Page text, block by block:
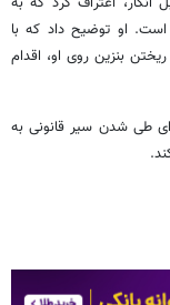
او توضیح داد که با
بنزین روی او، اقدام
طی شدن سیر قانونی به